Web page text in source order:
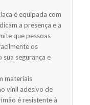
é equipada com
a presença e a
que pessoas
os
segurança e
materiais
vinil adesivo de
é resistente à